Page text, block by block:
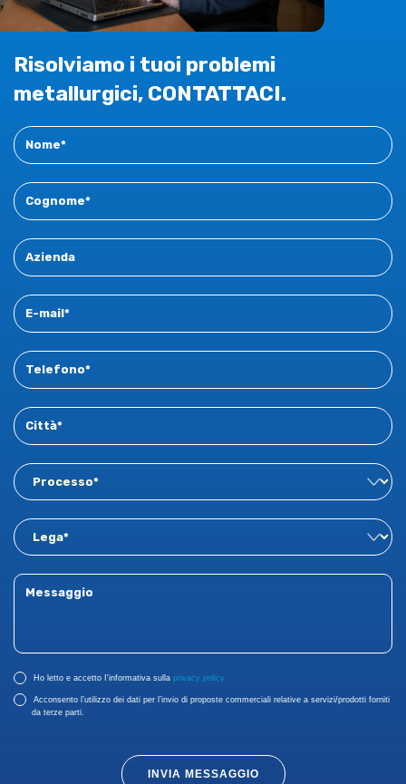
Risolviamo i tuoi problemi
metallurgici, CONTATTACI.
Contact
New
Ho letto e accetto I'informativa sulla privacy policy
Acconsento l’utilizzo dei dati per l’invio di proposte commerciali relative a servizi/prodotti forniti
da terze parti.
INVIA MESSAGGIO